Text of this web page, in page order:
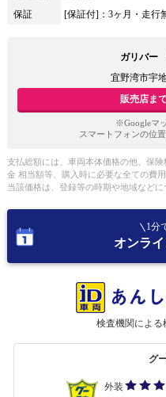
保証
[保証付]：3ヶ月・走行
ガリバー
宜野湾市宇
販売店ま
※Googleマ
スマートフォンの位
支払総額には、車両本体価格の他、保
金 相当額等、購入時に必要な全ての費用
当該価格は、登録等の時期や地域など
1分
オンラ
検査機関による
グ
外装